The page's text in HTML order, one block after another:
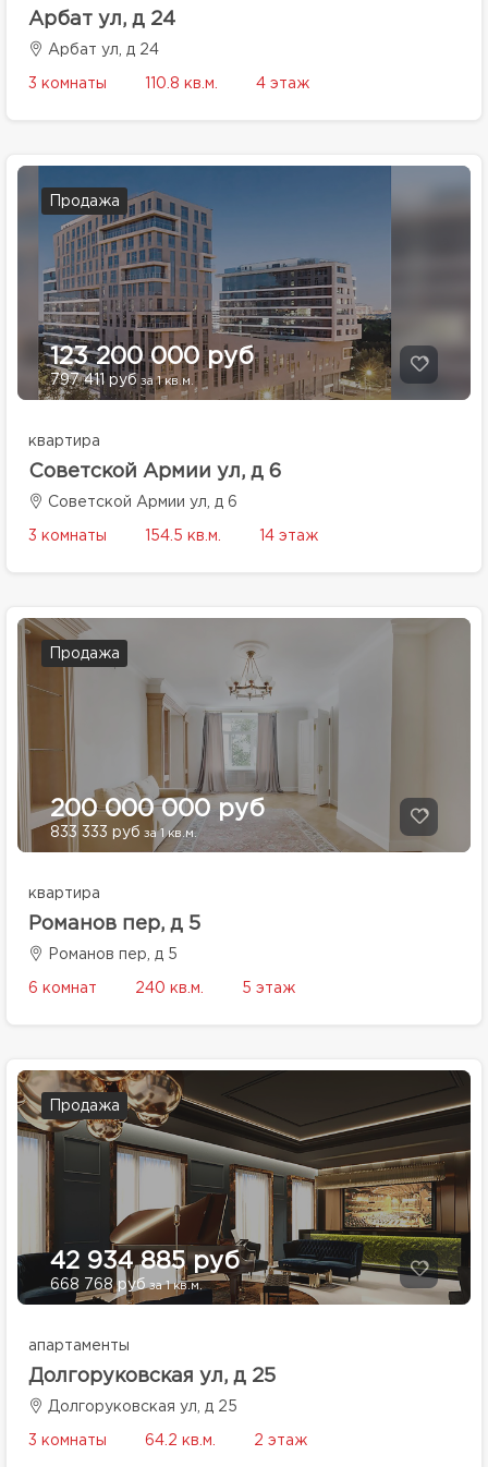
Арбат ул, д 24
Арбат ул, д 24
3 комнаты 110.8 кв.м. 4 этаж
Продажа
123 200 000 руб
797 411 руб за 1 кв.м.
квартира
Советской Армии ул, д 6
Советской Армии ул, д 6
3 комнаты 154.5 кв.м. 14 этаж
Продажа
200 000 000 руб
833 333 руб за 1 кв.м.
квартира
Романов пер, д 5
Романов пер, д 5
6 комнат 240 кв.м. 5 этаж
Продажа
42 934 885 руб
668 768 рубза 1 кв.м.
апартаменты
Долгоруковская ул, д 25
Долгоруковская ул, д 25
3 комнаты 64.2 кв.м. 2 этаж